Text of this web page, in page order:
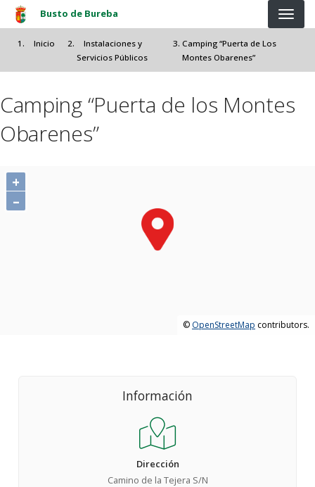
Pasar al contenido principal
Busto de Bureba
Inicio
Instalaciones y
Servicios Públicos
Camping “Puerta de Los
Montes Obarenes”
Camping “Puerta de los Montes
Obarenes”
+
–
© OpenStreetMap contributors.
Información
Dirección
Camino de la Tejera S/N